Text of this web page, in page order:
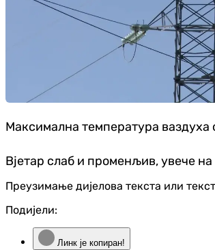
Максимална температура ваздуха
Вјетар слаб и променљив, увече на
Преузимање дијелова текста или
Подијели:
Линк је копиран!